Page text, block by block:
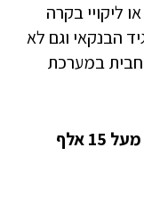
ליקויי בקרה
הבנקאי וגם לא
במערכת
נדרש דיווח על כל אירוע בסכום של מעל 15 אלף